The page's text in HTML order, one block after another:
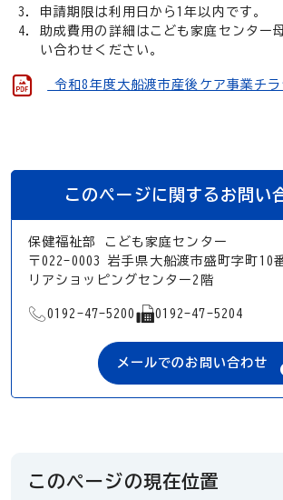
申請期限は利用日から1年以内です。
助成費用の詳細はこども家庭センター
い合わせください。
令和8年度大船渡市産後ケア事業チラ
このページに関するお問い
保健福祉部 こども家庭センター
〒022-0003 岩手県大船渡市盛町字町10
リアショッピングセンター2階
TEL
0192-47-5200 FAX
0192-47-5204
メールでのお問い合わせ
このページの現在位置